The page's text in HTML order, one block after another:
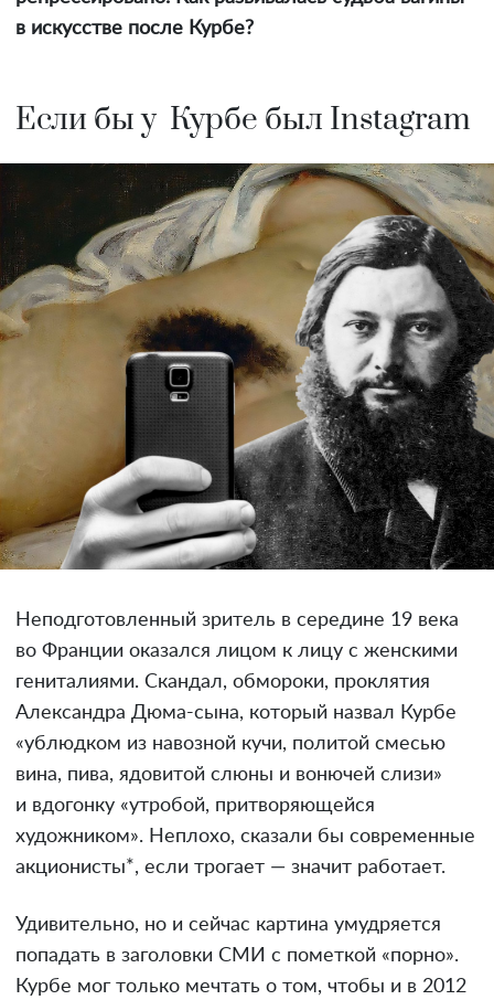
в искусстве после Курбе?
Если бы у Курбе был Instagram
Неподготовленный зритель в середине 19 века
во Франции оказался лицом к лицу с женскими
гениталиями. Скандал, обмороки, проклятия
Александра Дюма-сына, который назвал Курбе
«ублюдком из навозной кучи, политой смесью
вина, пива, ядовитой слюны и вонючей слизи»
и вдогонку «утробой, притворяющейся
художником». Неплохо, сказали бы современные
акционисты*, если трогает — значит работает.
Удивительно, но и сейчас картина умудряется
попадать в заголовки СМИ с пометкой «порно».
Курбе мог только мечтать о том, чтобы и в 2012